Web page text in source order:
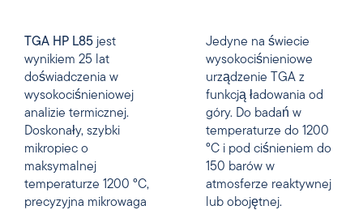
TGA HP L85 jest
wynikiem 25 lat
doświadczenia w
wysokociśnieniowej
analizie termicznej.
Doskonały, szybki
mikropiec o
maksymalnej
temperaturze 1200 °C,
precyzyjna mikrowaga
Jedyne na świecie
wysokociśnieniowe
urządzenie TGA z
funkcją ładowania od
góry. Do badań w
temperaturze do 1200
°C i pod ciśnieniem do
150 barów w
atmosferze reaktywnej
lub obojętnej.